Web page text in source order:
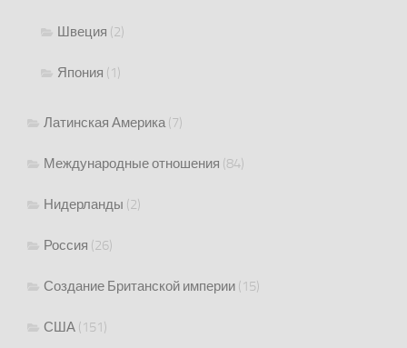
Швеция (2)
Япония (1)
Латинская Америка (7)
Международные отношения (84)
Нидерланды (2)
Россия (26)
Создание Британской империи (15)
США (151)